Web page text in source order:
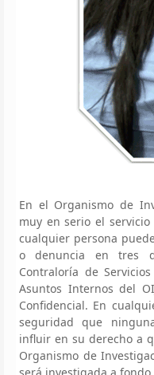
En el Organismo de
muy en serio el
cualquier persona
o denuncia en tres
Contraloría de
Asuntos Internos del
Confidencial. En
seguridad que
influir en su derecho a
Organismo de
será investigada a